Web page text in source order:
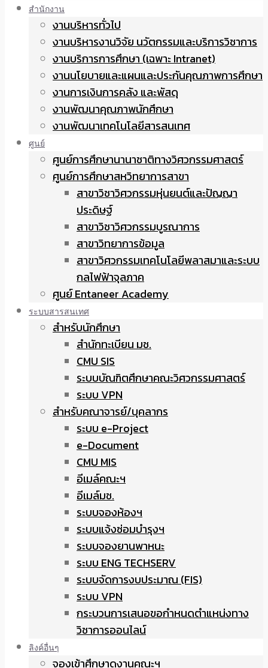
สำนักงาน
งานบริหารทั่วไป
งานบริหารงานวิจัย นวัตกรรมและบริการวิชาการ
งานบริการการศึกษา (เฉพาะ Intranet)
งานนโยบายและแผนและประกันคุณภาพการศึกษา
งานการเงินการคลัง และพัสดุ
งานพัฒนาคุณภาพนักศึกษา
งานพัฒนาเทคโนโลยีสารสนเทศ
ศูนย์
ศูนย์การศึกษานานาชาติทางวิศวกรรมศาสตร์
ศูนย์การศึกษาสหวิทยาการสาขา
สาขาวิชาวิศวกรรมหุ่นยนต์และปัญญา
ประดิษฐ์
สาขาวิชาวิศวกรรมบูรณาการ
สาขาวิทยาการข้อมูล
สาขาวิศวกรรมเทคโนโลยีพลาสมาและระบบ
กลไฟฟ้าจุลภาค
ศูนย์ Entaneer Academy
ระบบสารสนเทศ
สำหรับนักศึกษา
สำนักทะเบียน มช.
CMU SIS
ระบบบัณฑิตศึกษาคณะวิศวกรรมศาสตร์
ระบบ VPN
สำหรับคณาจารย์/บุคลากร
ระบบ e-Project
e-Document
CMU MIS
อีเมล์คณะฯ
อีเมล์มช.
ระบบจองห้องฯ
ระบบแจ้งซ่อมบำรุงฯ
ระบบจองยานพาหนะ
ระบบ ENG TECHSERV
ระบบจัดการงบประมาณ (FIS)
ระบบ VPN
กระบวนการเสนอขอกำหนดตำแหน่งทาง
วิชาการออนไลน์
ลิงค์อื่นๆ
จองเข้าศึกษาดูงานคณะฯ